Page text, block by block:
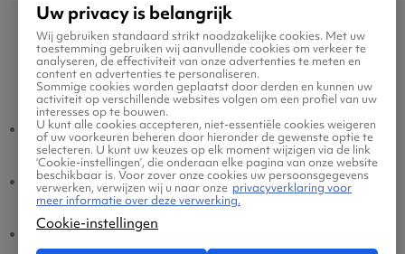
Populaire vluchten
Houston - Amsterdam Amsterdam - Houston
Houston - Eindhoven Eindhoven - Houston
Houston - Brussel
Uw privacy is belangrijk
Wij gebruiken standaard strikt noodzakelijke cookies. Met uw
toestemming gebruiken wij aanvullende cookies om verkeer te
analyseren, de effectiviteit van onze advertenties te meten en
content en advertenties te personaliseren.
Sommige cookies worden geplaatst door derden en kunnen uw
activiteit op verschillende websites volgen om een profiel van uw
interesses op te bouwen.
U kunt alle cookies accepteren, niet-essentiële cookies weigeren
of uw voorkeuren beheren door hieronder de gewenste optie te
selecteren. U kunt uw keuzes op elk moment wijzigen via de link
‘Cookie-instellingen’, die onderaan elke pagina van onze website
beschikbaar is. Voor zover onze cookies uw persoonsgegevens
verwerken, verwijzen wij u naar onze privacyverklaring voor
meer informatie over deze verwerking.
Cookie-instellingen